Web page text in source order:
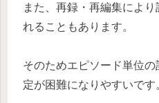
また、再録・再編集によ
れることもあります。
そのためエピソード単位
定が困難になりやすいです